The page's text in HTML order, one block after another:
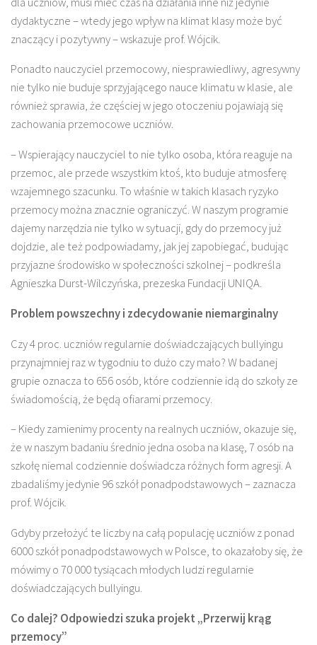
dydaktyczne – wtedy jego wpływ na klimat klasy może być
znaczący i pozytywny – wskazuje prof. Wójcik.
Ponadto nauczyciel przemocowy, niesprawiedliwy, agresywny
nie tylko nie buduje sprzyjającego nauce klimatu w klasie, ale
również sprawia, że częściej w jego otoczeniu pojawiają się
zachowania przemocowe uczniów.
– Wspierający nauczyciel to nie tylko osoba, która reaguje na
przemoc, ale przede wszystkim ktoś, kto buduje atmosferę
wzajemnego szacunku. To właśnie w takich klasach ryzyko
przemocy można znacznie ograniczyć. W naszym programie
dajemy narzędzia nie tylko w sytuacji, gdy do przemocy już
dojdzie, ale też podpowiadamy, jak jej zapobiegać, budując
przyjazne środowisko w społeczności szkolnej – podkreśla
Agnieszka Durst-Wilczyńska, prezeska Fundacji UNIQA.
Problem powszechny i zdecydowanie niemarginalny
Czy 4 proc. uczniów regularnie doświadczających bullyingu
przynajmniej raz w tygodniu to dużo czy mało? W badanej
grupie oznacza to 656 osób, które codziennie idą do szkoły ze
świadomością, że będą ofiarami przemocy.
– Kiedy zamienimy procenty na realnych uczniów, okazuje się,
że w naszym badaniu średnio jedna osoba na klasę, 7 osób na
szkołę niemal codziennie doświadcza różnych form agresji. A
zbadaliśmy jedynie 96 szkół ponadpodstawowych – zaznacza
prof. Wójcik.
Gdyby przełożyć te liczby na całą populację uczniów z ponad
6000 szkół ponadpodstawowych w Polsce, to okazałoby się, że
mówimy o 70 000 tysiącach młodych ludzi regularnie
doświadczających bullyingu.
Co dalej? Odpowiedzi szuka projekt „Przerwij krąg
przemocy”